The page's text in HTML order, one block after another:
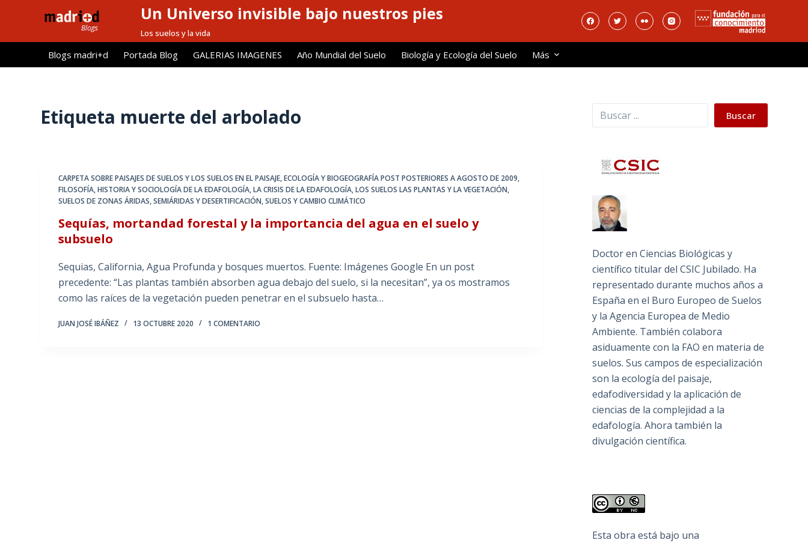
l
Un Universo invisible bajo nuestros pies
Los suelos y la vida
Blogs madri+d Portada Blog GALERIAS IMAGENES Año Mundial del Suelo Biología y Ecología del Suelo Más
Etiqueta muerte del arbolado
CARPETA SOBRE PAISAJES DE SUELOS Y LOS SUELOS EN EL PAISAJE,ECOLOGÍA Y BIOGEOGRAFÍA POST POSTERIORES A AGOSTO DE 2009,
FILOSOFÍA, HISTORIA Y SOCIOLOGÍA DE LA EDAFOLOGÍA,LA CRISIS DE LA EDAFOLOGÍA,LOS SUELOS LAS PLANTAS Y LA VEGETACIÓN,
SUELOS DE ZONAS ÁRIDAS, SEMIÁRIDAS Y DESERTIFICACIÓN,SUELOS Y CAMBIO CLIMÁTICO
Sequías, mortandad forestal y la importancia del agua en el suelo y
subsuelo
Sequias, California, Agua Profunda y bosques muertos. Fuente: Imágenes Google En un post
precedente: “Las plantas también absorben agua debajo del suelo, si la necesitan”, ya os mostramos
como las raíces de la vegetación pueden penetrar en el subsuelo hasta…
JUAN JOSÉ IBÁÑEZ 13 OCTUBRE 2020 1 COMENTARIO
Buscar Buscar
Doctor en Ciencias Biológicas y
científico titular del CSIC Jubilado. Ha
representado durante muchos años a
España en el Buro Europeo de Suelos
y la Agencia Europea de Medio
Ambiente. También colabora
asiduamente con la FAO en materia de
suelos. Sus campos de especialización
son la ecología del paisaje,
edafodiversidad y la aplicación de
ciencias de la complejidad a la
edafología. Ahora también la
divulgación científica.
Esta obra está bajo una